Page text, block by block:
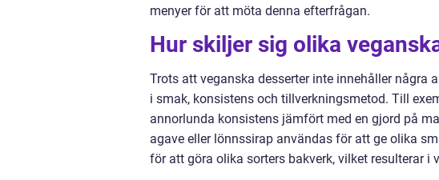
menyer för att möta denna efterfrågan.
Hur skiljer sig olika
Trots att veganska desserter inte innehåller
i smak, konsistens och tillverkningsmetod. Till
annorlunda konsistens jämfört med en gjord på
agave eller lönnssirap användas för att ge olika
för att göra olika sorters bakverk, vilket resulterar i